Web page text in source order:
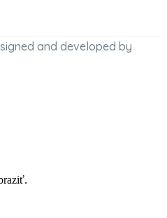
and developed by